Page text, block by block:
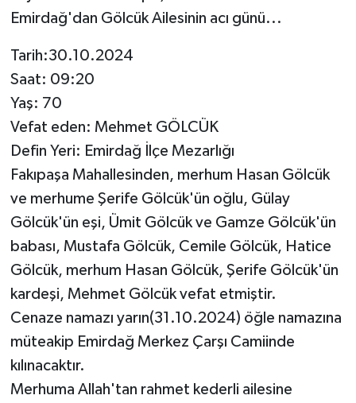
Emirdağ'dan Gölcük Ailesinin acı günü...
Tarih:30.10.2024
Saat: 09:20
Yaş: 70
Vefat eden: Mehmet GÖLCÜK
Defin Yeri: Emirdağ İlçe Mezarlığı
Fakıpaşa Mahallesinden, merhum Hasan Gölcük
ve merhume Şerife Gölcük'ün oğlu, Gülay
Gölcük'ün eşi, Ümit Gölcük ve Gamze Gölcük'ün
babası, Mustafa Gölcük, Cemile Gölcük, Hatice
Gölcük, merhum Hasan Gölcük, Şerife Gölcük'ün
kardeşi, Mehmet Gölcük vefat etmiştir.
Cenaze namazı yarın(31.10.2024) öğle namazına
müteakip Emirdağ Merkez Çarşı Camiinde
kılınacaktır.
Merhuma Allah'tan rahmet kederli ailesine